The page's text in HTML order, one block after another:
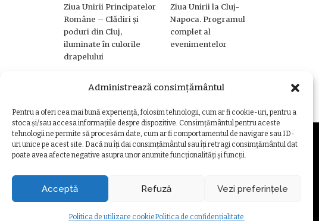
Administrează consimțământul
Pentru a oferi cea mai bună experiență, folosim tehnologii, cum ar fi cookie-uri, pentru a
stoca și/sau accesa informațiile despre dispozitive. Consimțământul pentru aceste
tehnologii ne permite să procesăm date, cum ar fi comportamentul de navigare sau ID-
uri unice pe acest site. Dacă nu îți dai consimțământul sau îți retragi consimțământul dat
poate avea afecte negative asupra unor anumite funcționalități și funcții.
Acceptă Refuză Vezi preferințele
Politica de utilizare cookiePolitica de confidențialitate
Ziua Unirii Principatelor
Române – Clădiri și
poduri din Cluj,
iluminate în culorile
drapelului
Ziua Unirii la Cluj-
Napoca. Programul
complet al
evenimentelor
DE UTILIZARE COOKIE